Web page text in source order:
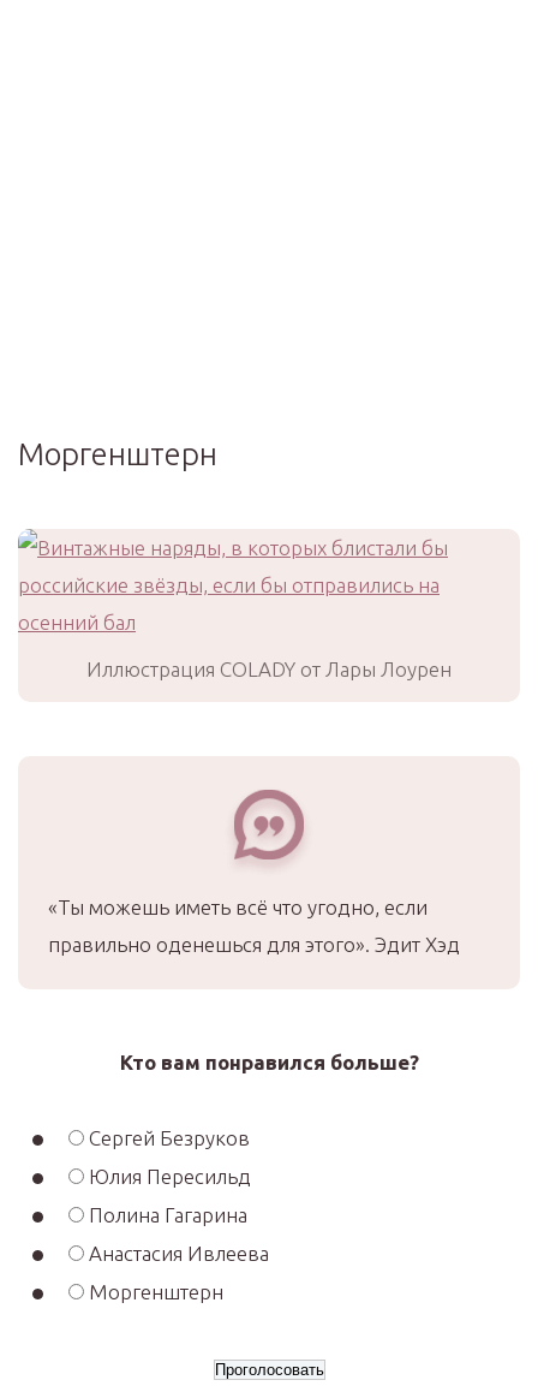
Моргенштерн
Иллюстрация COLADY от Лары Лоурен
«Ты можешь иметь всё что угодно, если
правильно оденешься для этого». Эдит Хэд
Кто вам понравился больше?
Сергей Безруков
Юлия Пересильд
Полина Гагарина
Анастасия Ивлеева
Моргенштерн